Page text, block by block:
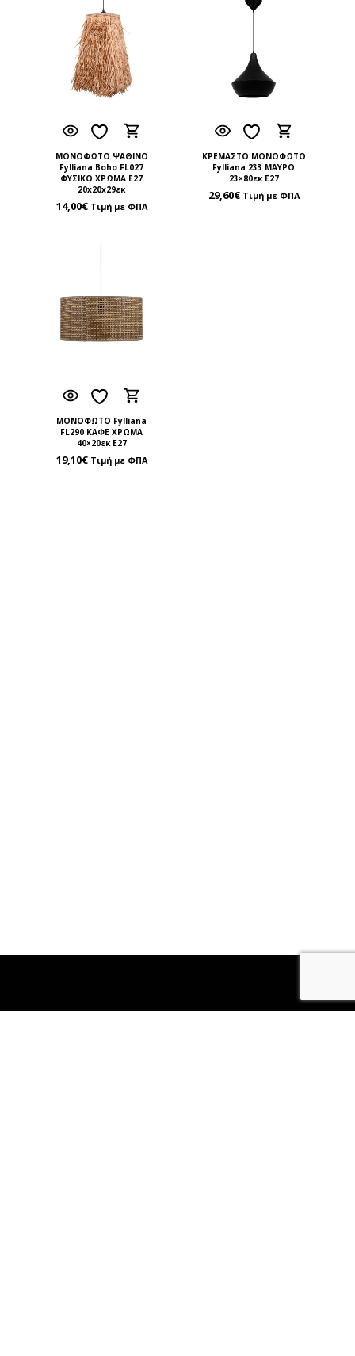
ΜΟΝΟΦΩΤΟ ΨΑΘΙΝΟ
Fylliana Boho FL027
ΦΥΣΙΚΟ ΧΡΩΜΑ Ε27
20x20x29εκ
14,00€ Τιμή με ΦΠΑ
ΚΡΕΜΑΣΤΟ ΜΟΝΟΦΩΤΟ
Fylliana 233 ΜΑΥΡΟ
23×80εκ E27
29,60€ Τιμή με ΦΠΑ
ΜΟΝΟΦΩΤΟ Fylliana
FL290 ΚΑΦΕ ΧΡΩΜΑ
40×20εκ Ε27
19,10€ Τιμή με ΦΠΑ